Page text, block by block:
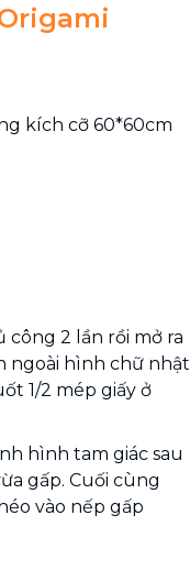
kích cỡ 60*60cm
công 2 lần rồi mở ra
ngoài hình chữ nhật
1/2 mép giấy ở
hình tam giác sau
gấp. Cuối cùng
vào nếp gấp